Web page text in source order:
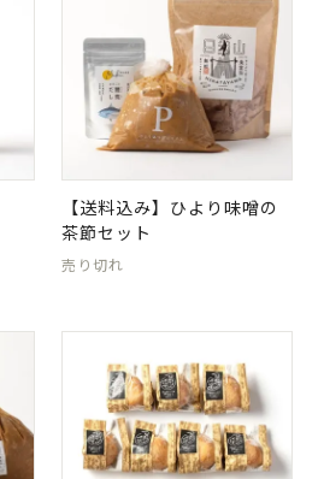
【送料込み】ひより味噌の
茶節セット
売り切れ